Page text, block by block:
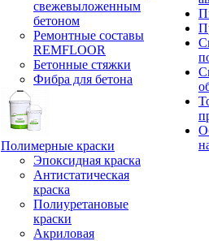
свежевыложенным
бетоном
Ремонтные составы
REMFLOOR
Бетонные стяжки
Фибра для бетона
Полимерные краски
Эпоксидная краска
Антистатическая
краска
Полиуретановые
краски
Акриловая